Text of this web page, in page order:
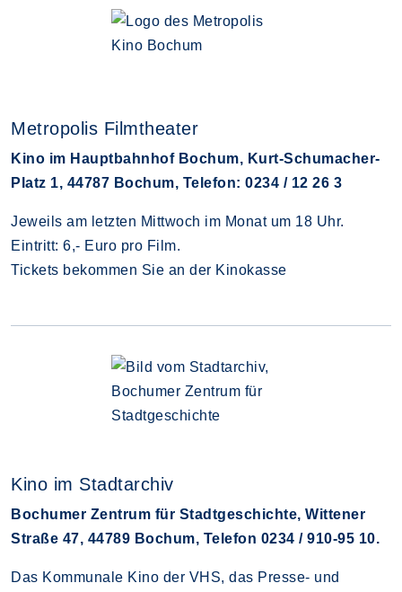
Metropolis Filmtheater
Kino im Hauptbahnhof Bochum, Kurt-Schumacher-
Platz 1, 44787 Bochum, Telefon: 0234 / 12 26 3
Jeweils am letzten Mittwoch im Monat um 18 Uhr.
Eintritt: 6,- Euro pro Film.
Tickets bekommen Sie an der Kinokasse
Kino im Stadtarchiv
Bochumer Zentrum für Stadtgeschichte, Wittener
Straße 47, 44789 Bochum, Telefon 0234 / 910-95 10.
Das Kommunale Kino der VHS, das Presse- und